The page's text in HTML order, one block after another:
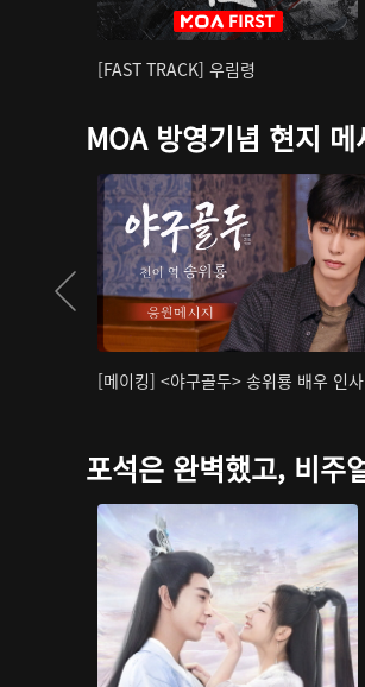
[FAST TRACK] 우림령
MOA 방영기념 현지 메
[메이킹] <야구골두> 송위룡 배우 인사
포석은 완벽했고, 비주